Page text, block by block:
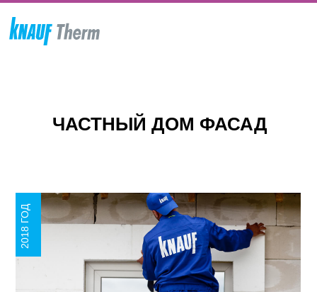
ЧАСТНЫЙ ДОМ ФАСАД
2018 ГОД